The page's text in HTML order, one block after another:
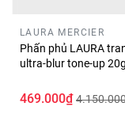
LAURA MERCIER
Phấn phủ LAURA
ultra-blur tone-up
469.000₫